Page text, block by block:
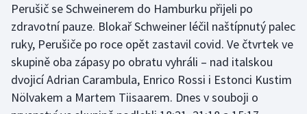
Futsal
Golf
Gymnastika
Perušič se Schweinerem do Hamburku přijeli po
zdravotní pauze. Blokař Schweiner léčil naštípnutý palec
ruky, Perušiče po roce opět zastavil covid. Ve čtvrtek ve
skupině oba zápasy po obratu vyhráli – nad italskou
dvojicí Adrian Carambula, Enrico Rossi i Estonci Kustim
Nölvakem a Martem Tiisaarem. Dnes v souboji o